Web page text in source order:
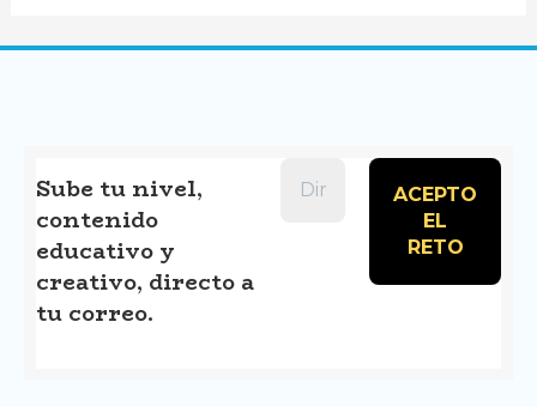
cambiar
el
vestuario
de
Sam.
Sube tu nivel,
contenido
educativo y
creativo, directo a
tu correo.